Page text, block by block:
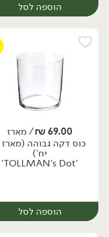
הוספה לסל
יח׳
69.00
₪/ מארז
יח')
'TOLLMAN's Dot'
הוספה לסל